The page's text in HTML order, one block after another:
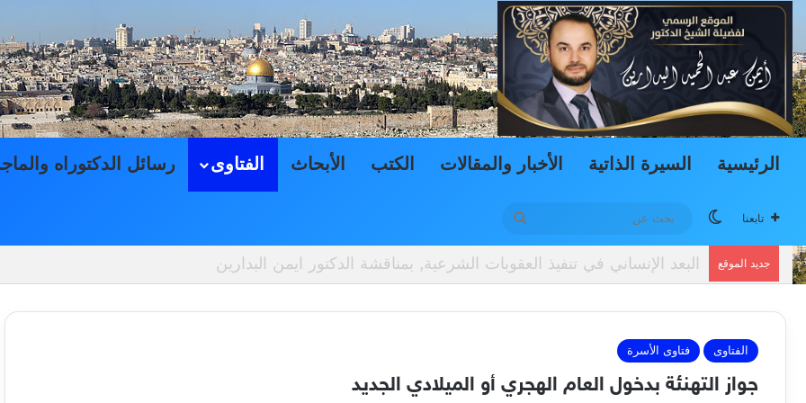
الرئيسية السيرة الذاتية الأخبار والمقالات الكتب الأبحاث الفتاوى رسائل الدكتوراه
تابعنا الوضع المظلم
بحث
عن
جديد الموقع دعوى المشاهدة والاستضافة وتطبيقاتها في المحاكم الشرعية الفلسطينية, بمناقشة الدكتور ايمن البدارين
الفتاوى فتاوى الأسرة
جواز التهنئة بدخول العام الهجري أو الميلادي الجديد